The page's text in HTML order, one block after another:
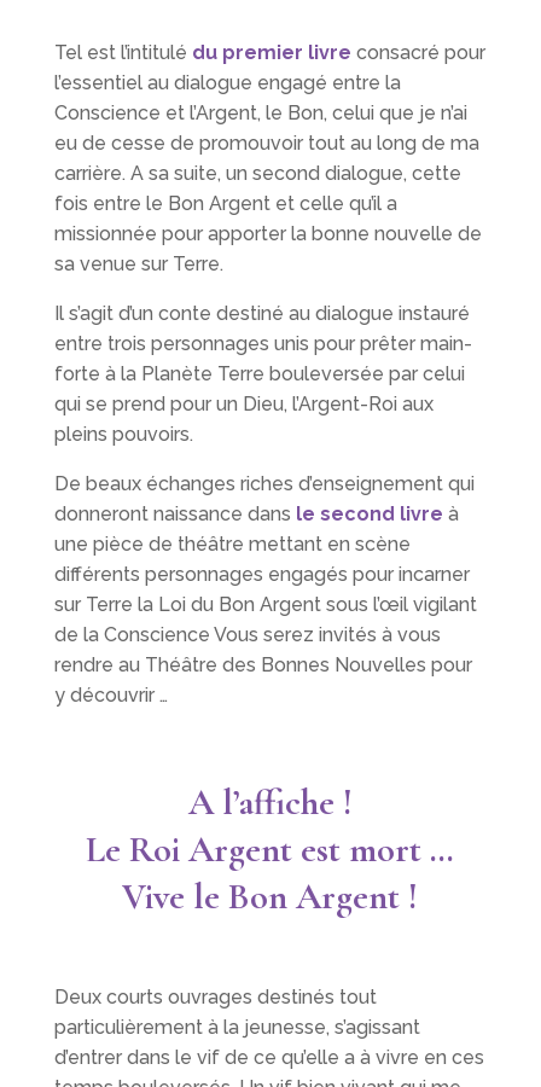
Tel est l’intitulé du premier livre consacré pour
l’essentiel au dialogue engagé entre la
Conscience et l’Argent, le Bon, celui que je n’ai
eu de cesse de promouvoir tout au long de ma
carrière. A sa suite, un second dialogue, cette
fois entre le Bon Argent et celle qu’il a
missionnée pour apporter la bonne nouvelle de
sa venue sur Terre.
Il s’agit d’un conte destiné au dialogue instauré
entre trois personnages unis pour prêter main-
forte à la Planète Terre bouleversée par celui
qui se prend pour un Dieu, l’Argent-Roi aux
pleins pouvoirs.
De beaux échanges riches d’enseignement qui
donneront naissance dans le second livre à
une pièce de théâtre mettant en scène
différents personnages engagés pour incarner
sur Terre la Loi du Bon Argent sous l’œil vigilant
de la Conscience Vous serez invités à vous
rendre au Théâtre des Bonnes Nouvelles pour
y découvrir …
A l’affiche !
Le Roi Argent est mort …
Vive le Bon Argent !
Deux courts ouvrages destinés tout
particulièrement à la jeunesse, s’agissant
d’entrer dans le vif de ce qu’elle a à vivre en ces